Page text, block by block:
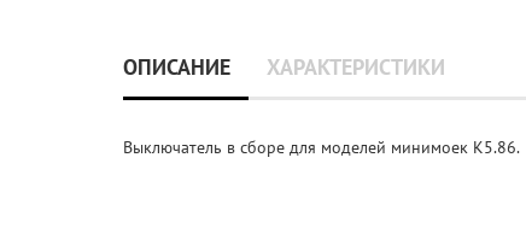
ОПИСАНИЕ ХАРАКТЕРИСТИКИ
Выключатель в сборе для моделей минимоек K5.86.